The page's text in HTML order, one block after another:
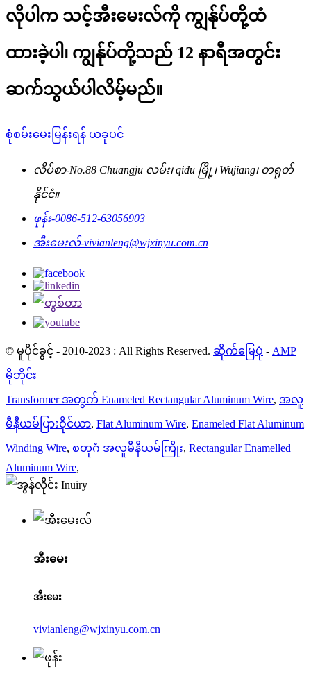
လိုပါက သင့်အီးမေးလ်ကို ကျွန်ုပ်တို့ထံ
ထားခဲ့ပါ၊ ကျွန်ုပ်တို့သည် 12 နာရီအတွင်း
ဆက်သွယ်ပါလိမ့်မည်။
စုံစမ်းမေးမြန်းရန် ယခုပင်
လိပ်စာ-No.88 Chuangju လမ်း၊ qidu မြို့၊ Wujiang၊ တရုတ်
နိုင်ငံ။
ဖုန်း-0086-512-63056903
အီးမေးလ်-vivianleng@wjxinyu.com.cn
© မူပိုင်ခွင့် - 2010-2023 : All Rights Reserved. ဆိုက်မြေပုံ - AMP
မိုဘိုင်း
Transformer အတွက် Enameled Rectangular Aluminum Wire, အလူ
မီနီယမ်ပြားဝိုင်ယာ, Flat Aluminum Wire, Enameled Flat Aluminum
Winding Wire, စတုဂံ အလူမီနီယမ်ကြိုး, Rectangular Enamelled
Aluminum Wire,
အီးမေး
အီးမေး
vivianleng@wjxinyu.com.cn